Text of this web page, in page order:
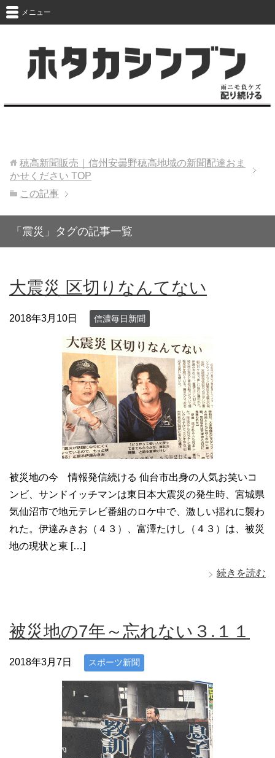
メニュー
穂高新聞販売｜信州安曇野穂高地域の新聞配達おま
かせください TOP
この記事
「震災」タグの記事一覧
大震災 区切りなんてない
2018年3月10日 信濃毎日新聞
被災地の今 情報発信続ける 仙台市出身の人気お笑いコ
ンビ、サンドイッチマンは東日本大震災の発生時、宮城県
気仙沼市で地元テレビ番組のロケ中で、激しい揺れに襲わ
れた。伊達みきお（４３）、富澤たけし（４３）は、被災
地の現状と東 […]
続きを読む
被災地の7年～忘れない３.１１
2018年3月7日 スポーツ新聞